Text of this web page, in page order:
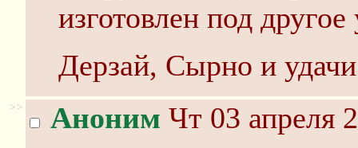
изготовлен под другое
Дерзай, Сырно и
>> Аноним Чт 03 апреля